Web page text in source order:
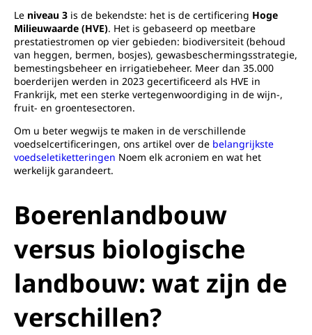
Le niveau 3 is de bekendste: het is de certificering Hoge
Milieuwaarde (HVE). Het is gebaseerd op meetbare
prestatiestromen op vier gebieden: biodiversiteit (behoud
van heggen, bermen, bosjes), gewasbeschermingsstrategie,
bemestingsbeheer en irrigatiebeheer. Meer dan 35.000
boerderijen werden in 2023 gecertificeerd als HVE in
Frankrijk, met een sterke vertegenwoordiging in de wijn-,
fruit- en groentesectoren.
Om u beter wegwijs te maken in de verschillende
voedselcertificeringen, ons artikel over de belangrijkste
voedseletiketteringen Noem elk acroniem en wat het
werkelijk garandeert.
Boerenlandbouw
versus biologische
landbouw: wat zijn de
verschillen?